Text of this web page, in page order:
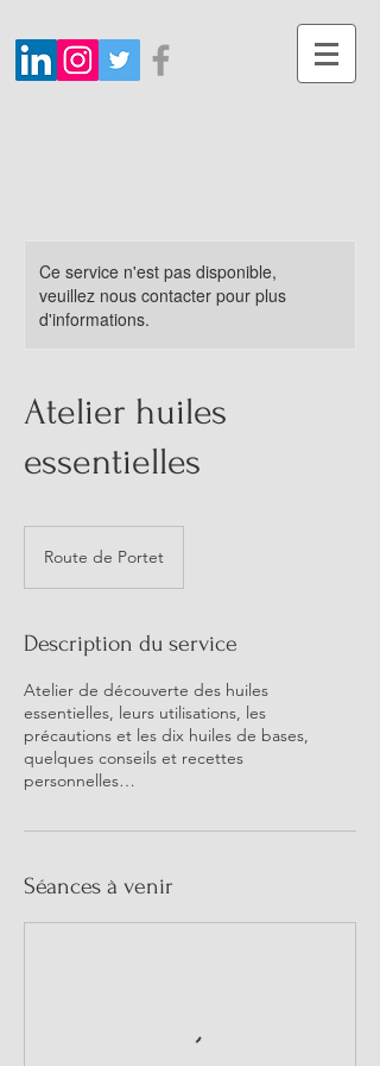
Ce service n'est pas disponible,
veuillez nous contacter pour plus
d'informations.
Atelier huiles
essentielles
Route de Portet
Description du service
Atelier de découverte des huiles
essentielles, leurs utilisations, les
précautions et les dix huiles de bases,
quelques conseils et recettes
personnelles…
Séances à venir